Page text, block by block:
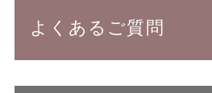
よくあるご質問